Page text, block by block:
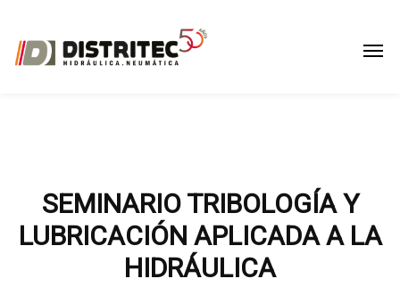
SEMINARIO TRIBOLOGÍA Y
LUBRICACIÓN APLICADA A LA
HIDRÁULICA